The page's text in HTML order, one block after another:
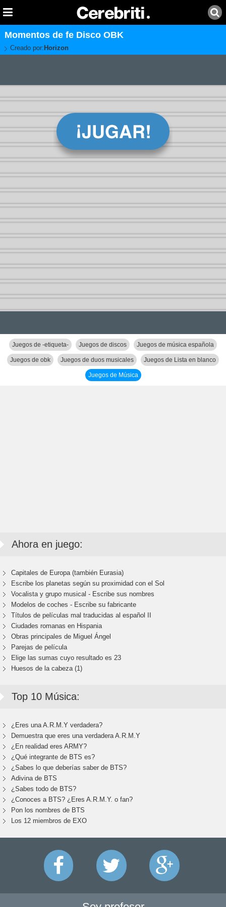
Momentos de fe Disco OBK
Creado por: Horizon
Juegos de -etiqueta- Juegos de discos Juegos de música española
Juegos de obk Juegos de duos musicales Juegos de Lista en blanco
Juegos de Música
Ahora en juego:
Capitales de Europa (también Eurasia)
Escribe los planetas según su proximidad con el Sol
Vocalista y grupo musical - Escribe sus nombres
Modelos de coches - Escribe su fabricante
Títulos de películas mal traducidas al español II
Ciudades romanas en Hispania
Obras principales de Miguel Ángel
Parejas de película
Elige las sumas cuyo resultado es 23
Huesos de la cabeza (1)
Top 10 Música:
¿Eres una A.R.M.Y verdadera?
Demuestra que eres una verdadera A.R.M.Y
¿En realidad eres ARMY?
¿Qué integrante de BTS es?
¿Sabes lo que deberías saber de BTS?
Adivina de BTS
¿Sabes todo de BTS?
¿Conoces a BTS? ¿Eres A.R.M.Y. o fan?
Pon los nombres de BTS
Los 12 miembros de EXO